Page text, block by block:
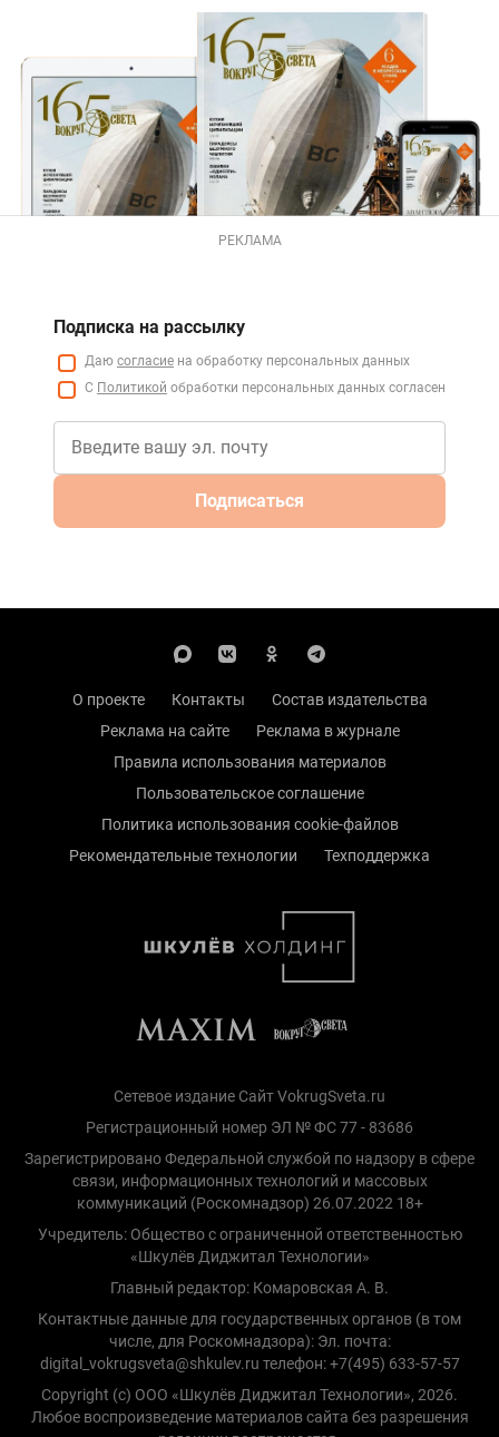
РЕКЛАМА
Подписка на рассылку
Даю согласие на обработку персональных данных
С Политикой обработки персональных данных согласен
Подписаться
О проекте Контакты
Состав издательства
Реклама на сайте
Реклама в журнале
Правила использования материалов
Пользовательское соглашение
Политика использования cookie-файлов
Рекомендательные технологии
Техподдержка
Сетевое издание Сайт VokrugSveta.ru
Регистрационный номер ЭЛ № ФС 77 - 83686
Зарегистрировано Федеральной службой по надзору в сфере
связи, информационных технологий и массовых
коммуникаций (Роскомнадзор) 26.07.2022 18+
Учредитель: Общество с ограниченной ответственностью
«Шкулёв Диджитал Технологии»
Главный редактор: Комаровская А. В.
Контактные данные для государственных органов (в том
числе, для Роскомнадзора): Эл. почта:
digital_vokrugsveta@shkulev.ru телефон: +7(495) 633-57-57
Copyright (с) ООО «Шкулёв Диджитал Технологии», 2026.
Любое воспроизведение материалов сайта без разрешения